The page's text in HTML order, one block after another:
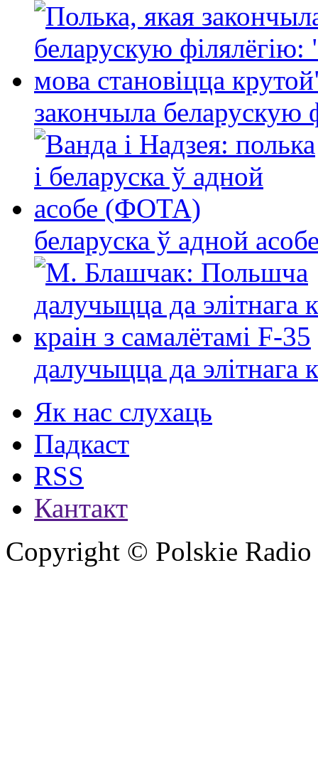
закончыла беларускую
беларуска ў адной
далучыцца да элітнага
Як нас слухаць
Падкаст
RSS
Кантакт
Copyright © Polskie